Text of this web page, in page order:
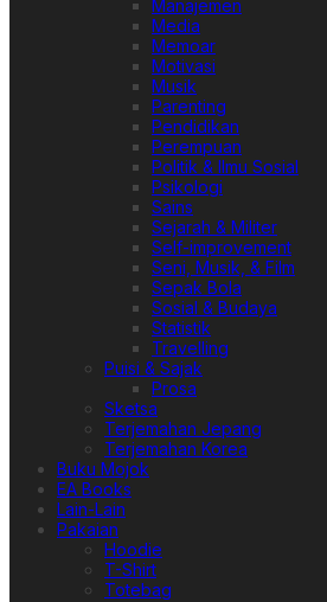
Manajemen
Media
Memoar
Motivasi
Musik
Parenting
Pendidikan
Perempuan
Politik & Ilmu Sosial
Psikologi
Sains
Sejarah & Militer
Self-improvement
Seni, Musik, & Film
Sepak Bola
Sosial & Budaya
Statistik
Travelling
Puisi & Sajak
Prosa
Sketsa
Terjemahan Jepang
Terjemahan Korea
Buku Mojok
EA Books
Lain-Lain
Pakaian
Hoodie
T-Shirt
Totebag